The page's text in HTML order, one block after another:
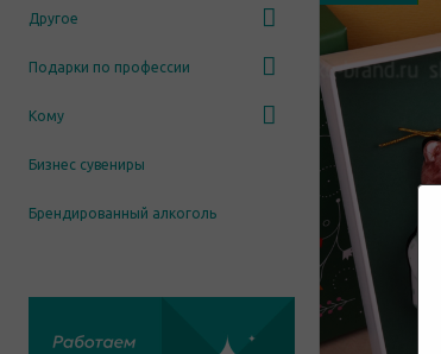
Другое
Подарки по профессии
Кому
Бизнес сувениры
Брендированный алкоголь